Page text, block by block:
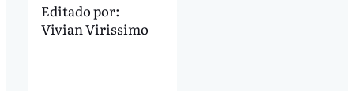
Editado por:
Vivian Virissimo